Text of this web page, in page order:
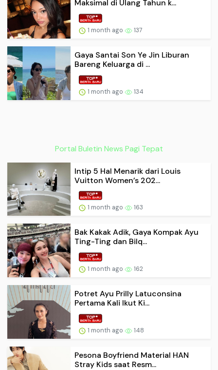
Maksimal di Ulang Tahun k...
1 month ago 137
Gaya Santai Son Ye Jin Liburan
Bareng Keluarga di ...
1 month ago 134
Portal Buletin News Pagi Tepat
Intip 5 Hal Menarik dari Louis
Vuitton Women’s 202...
1 month ago 163
Bak Kakak Adik, Gaya Kompak Ayu
Ting-Ting dan Bilq...
1 month ago 162
Potret Ayu Prilly Latuconsina
Pertama Kali Ikut Ki...
1 month ago 148
Pesona Boyfriend Material HAN
Stray Kids saat Resm...